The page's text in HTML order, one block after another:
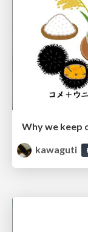
Why we keep
kawaguti